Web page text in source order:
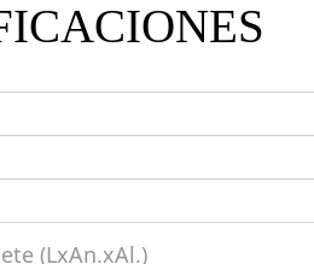
(LxAn.xAl.)